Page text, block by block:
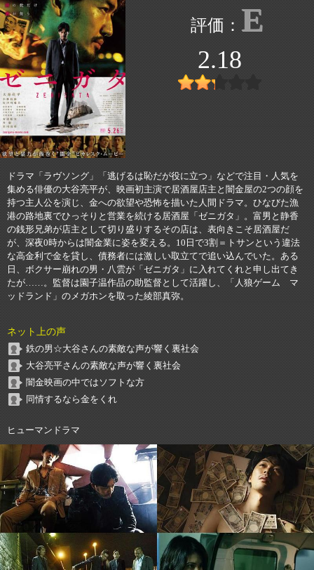
E
2.18
ドラマ「ラヴソング」「逃げるは恥だが役に立つ」などで注目・人気を
集める俳優の大谷亮平が、映画初主演で居酒屋店主と闇金屋の2つの顔を
持つ主人公を演じ、金への欲望や恐怖を描いた人間ドラマ。ひなびた漁
港の路地裏でひっそりと営業を続ける居酒屋「ゼニガタ」。富男と静香
の銭形兄弟が店主として切り盛りするその店は、表向きこそ居酒屋だ
が、深夜0時からは闇金業に姿を変える。10日で3割＝トサンという違法
な高金利で金を貸し、債務者には激しい取立てで追い込んでいた。ある
日、ボクサー崩れの男・八雲が「ゼニガタ」に入れてくれと申し出てき
たが……。監督は園子温作品の助監督として活躍し、「人狼ゲーム マ
ッドランド」のメガホンを取った綾部真弥。
ネット上の声
鉄の男☆大谷さんの素敵な声が響く裏社会
大谷亮平さんの素敵な声が響く裏社会
闇金映画の中ではソフトな方
同情するなら金をくれ
ヒューマンドラマ